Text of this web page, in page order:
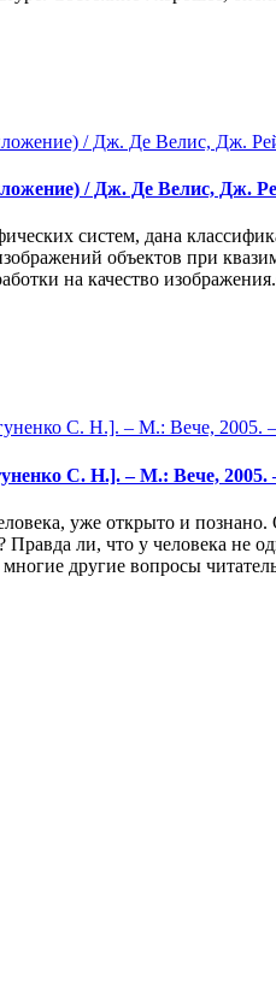
/ Дж. Де Велис, Дж.
систем, дана
объектов при
на качество
С. Н.]. – М.: Вече,
уже открыто и
Правда ли, что у человека
другие вопросы